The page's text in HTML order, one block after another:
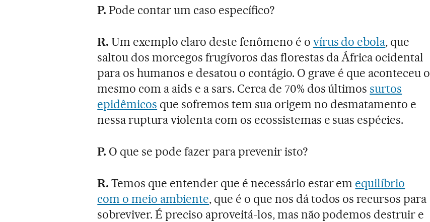
P.Pode contar um caso específico?
R.Um exemplo claro deste fenômeno é o vírus do ebola, que
saltou dos morcegos frugívoros das florestas da África ocidental
para os humanos e desatou o contágio. O grave é que aconteceu o
mesmo com a aids e a sars. Cerca de 70% dos últimossurtos
epidêmicos que sofremos tem sua origem no desmatamento e
nessa ruptura violenta com os ecossistemas e suas espécies.
P. O que se pode fazer para prevenir isto?
R.Temos que entender que é necessário estar em equilíbrio
com o meio ambiente, que é o que nos dá todos os recursos para
sobreviver. É preciso aproveitá-los, mas não podemos destruir e